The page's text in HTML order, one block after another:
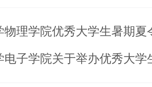
提供的夏令营申请表
顺序排放，各种材料
物理学院优秀大学生暑期夏
子学院关于举办优秀大学生